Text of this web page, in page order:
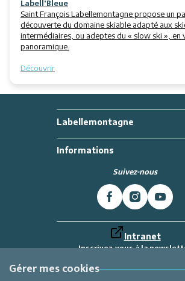
Labell'Bleue
Saint François Labellemontagne propose un
découverte du domaine skiable adapté aux
intermédiaires, ou adeptes du « slow ski », en
panoramique.
Découvrir
Labellemontagne
Informations
Suivez-nous
Intranet
Inscrivez-vous à la
Labellemontagne
Gérer mes cookies